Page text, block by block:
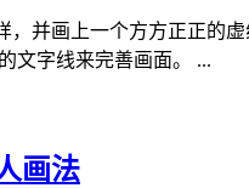
，并画上一个方方正正的
文字线来完善画面。 ...
画法